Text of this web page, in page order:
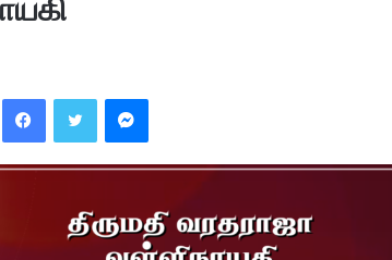
FacebookTwitter Messenger